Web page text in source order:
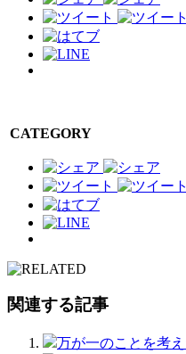
CATEGORY
関連する記事
万が一のことを考